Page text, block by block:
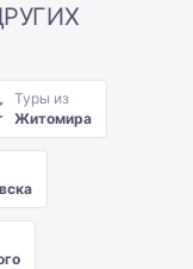
Туры из
Житомира